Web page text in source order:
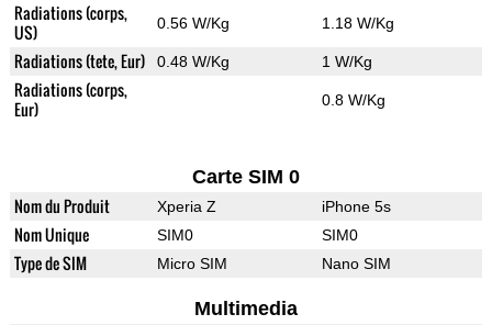
Radiations (corps,
US)
0.56 W/Kg 1.18 W/Kg
Radiations (tete, Eur) 0.48 W/Kg 1 W/Kg
Radiations (corps,
Eur)
0.8 W/Kg
Carte SIM 0
Nom du Produit Xperia Z iPhone 5s
Nom Unique SIM0 SIM0
Type de SIM Micro SIM Nano SIM
Multimedia